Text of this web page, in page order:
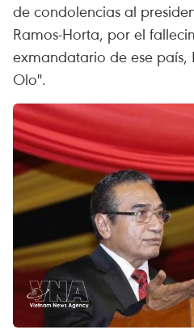
de condolencias al
Ramos-Horta, por el
exmandatario de ese país,
Olo".